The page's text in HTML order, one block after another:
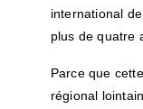
international
plus de quatre
Parce que
régional